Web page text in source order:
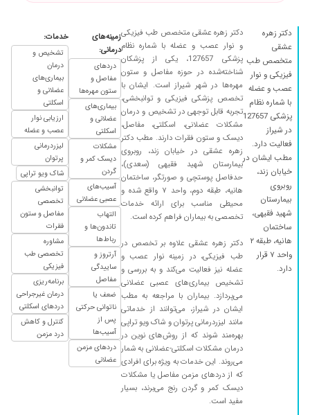
بهتر شده واقعا دست بوسشون هستیم من مشکل
بهتر شدم
در حال تشخیص ۱۴۰۳/۰۶/۱۵
مشکل کمر داشتم که توی پای چپ درد داشتم فعلا
دارو دادند برای یک ماه منتظر هستم ولی برخورد
خیلی خوبی داشتن وخوب معاینه کردند
۱۴۰۳/۱۱/۰۳
رباط ارنج دست راستم کش اومده بود با تشخیص
درست خانم دکتر درمان شدم
۱۴۰۴/۰۴/۱۱
بسیار عالی و مجرب ۱۴۰۱/۱۲/۰۶
نتیجه مفصلی اولین باربود فعلابالیزروجلسه ودارو ۱۴۰۴/۰۳/۲۷
عدم رضایت ۱۴۰۳/۱۱/۲۹
عالی یکی از دوستام رفته خیلی خوب بوده واقعا
جواب گرفته
۱۴۰۴/۰۴/۲۸
عدم رضایت ۱۴۰۴/۰۳/۱۷
بسیار عالی با کادر عالی.. ۱۴۰۵/۰۲/۰۷
عدم رضایت ۱۴۰۴/۰۳/۱۷
عالی و باحوصله ۱۴۰۴/۰۲/۲۲
جراحی شانه ۱۴۰۴/۰۶/۱۳
عدم رضایت
تشخیص پای پرانتزی وراه حل مناسب
عدم رضایت
دکتر زهره
عشقی
متخصص طب
فیزیکی و نوار
عصب و عضله
با شماره نظام
پزشکی 127657
در شیراز
فعالیت دارد.
مطب ایشان در
خیابان زند،
روبروی
بیمارستان
شهید فقیهی،
ساختمان
هانیه، طبقه ۲
واحد ۷ قرار
دارد.
دکتر زهره عشقی متخصص طب فیزیکی
و نوار عصب و عضله با شماره نظام
پزشکی 127657، یکی از پزشکان
شناخته‌شده در حوزه مفاصل و ستون
مهره‌ها در شهر شیراز است. ایشان با
تخصص پزشکی فیزیکی و توانبخشی،
تجربه قابل توجهی در تشخیص و درمان
مشکلات عضلانی، اسکلتی، مفاصل،
دیسک و ستون فقرات دارند. مطب دکتر
زهره عشقی در خیابان زند، روبروی
بیمارستان شهید فقیهی (سعدی)،
حدفاصل پوستچی و صورتگر، ساختمان
هانیه، طبقه دوم، واحد ۷ واقع شده و
محیطی مناسب برای ارائه خدمات
تخصصی به بیماران فراهم کرده است.
دکتر زهره عشقی علاوه بر تخصص در
طب فیزیکی، در زمینه نوار عصب و
عضله نیز فعالیت می‌کند و به بررسی و
تشخیص بیماری‌های عصبی عضلانی
می‌پردازد. بیماران با مراجعه به مطب
ایشان در شیراز، می‌توانند از خدماتی
مانند لیزردرمانی پرتوان و شاک ویو تراپی
بهره‌مند شوند که از روش‌های نوین در
درمان مشکلات اسکلتی-عضلانی به شمار
می‌روند. این خدمات به ویژه برای افرادی
که از دردهای مزمن مفاصل یا مشکلات
دیسک کمر و گردن رنج می‌برند، بسیار
مفید است.
زمینه‌های
درمانی:
دردهای
مفاصل و
ستون مهره‌ها
بیماری‌های
عضلانی و
اسکلتی
مشکلات
دیسک کمر و
گردن
آسیب‌های
عصبی عضلانی
التهاب
تاندون‌ها و
رباط‌ها
آرتروز و
ساییدگی
مفاصل
ضعف یا
ناتوانی حرکتی
پس از
آسیب‌ها
دردهای مزمن
عضلانی
خدمات:
تشخیص و
درمان
بیماری‌های
عضلانی و
اسکلتی
ارزیابی نوار
عصب و عضله
لیزردرمانی
پرتوان
شاک ویو تراپی
توانبخشی
تخصصی
مفاصل و ستون
فقرات
مشاوره
تخصصی طب
فیزیکی
برنامه‌ریزی
درمان غیرجراحی
دردهای اسکلتی
کنترل و کاهش
درد مزمن